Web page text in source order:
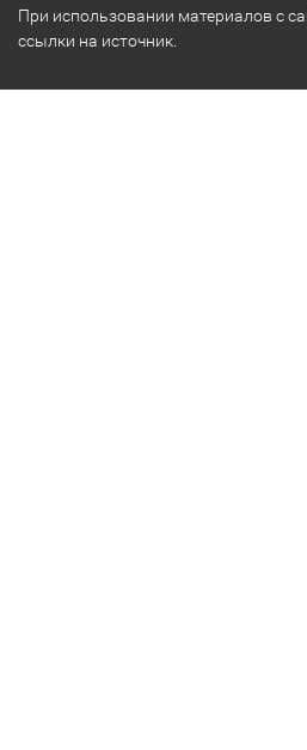
При использовании материалов с
ссылки на источник.